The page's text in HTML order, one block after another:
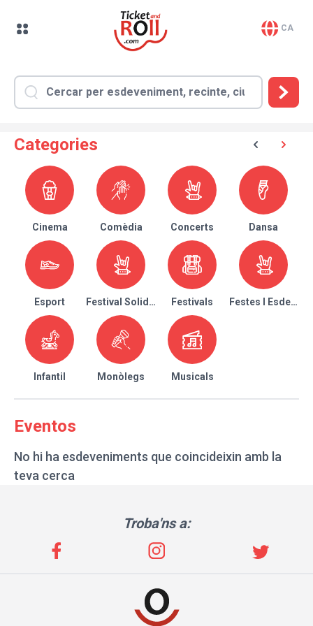
CA
Categories
Cinema Comèdia Concerts Dansa
Esport Festival Solidari Festivals Festes I
Infantil Monòlegs Musicals
Eventos
No hi ha esdeveniments que coincideixin amb la
teva cerca
Troba'ns a: